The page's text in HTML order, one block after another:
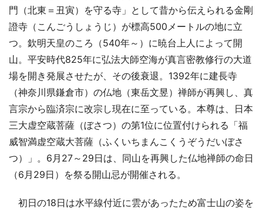
門（北東＝丑寅）を守る寺」として昔から伝えられる金剛
證寺（こんごうしょうじ）が標高500メートルの地に立
つ。欽明天皇のころ（540年～）に暁台上人によって開
山。平安時代825年に弘法大師空海が真言密教修行の大道
場を開き発展させたが、その後衰退。1392年に建長寺
（神奈川県鎌倉市）の仏地（東岳文昱）禅師が再興し、真
言宗から臨済宗に改宗し現在に至っている。本尊は、日本
三大虚空蔵菩薩（ぼさつ）の第1位に位置付けられる「福
威智満虚空蔵大菩薩（ふくいちまんこくうぞうだいぼさ
つ）」。6月27～29日は、同山を再興した仏地禅師の命日
（6月29日）を祭る開山忌が開催される。
初日の18日は水平線付近に雲があったため富士山の姿を